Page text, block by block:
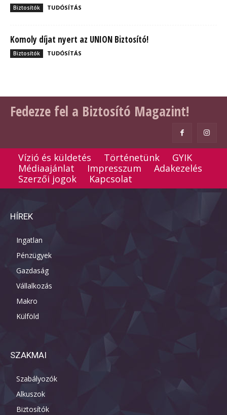
Biztosítók TUDÓSÍTÁS
Komoly díjat nyert az UNION Biztosító!
Biztosítók TUDÓSÍTÁS
Fedezze fel a Biztosító Magazint!
Vízió és küldetés Történetünk
GYIK
Médiaajánlat
Impresszum
Adakezelés
Szerzői jogok
Kapcsolat
HÍREK
Ingatlan
Pénzügyek
Gazdaság
Vállalkozás
Makro
Külföld
SZAKMAI
Szabályozók
Alkuszok
Biztosítók